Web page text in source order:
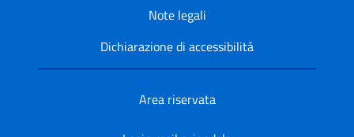
Note legali
Dichiarazione di accessibilitá
Area riservata